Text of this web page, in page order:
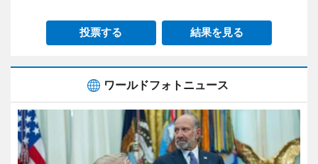
投票する 結果を見る
ワールドフォトニュース